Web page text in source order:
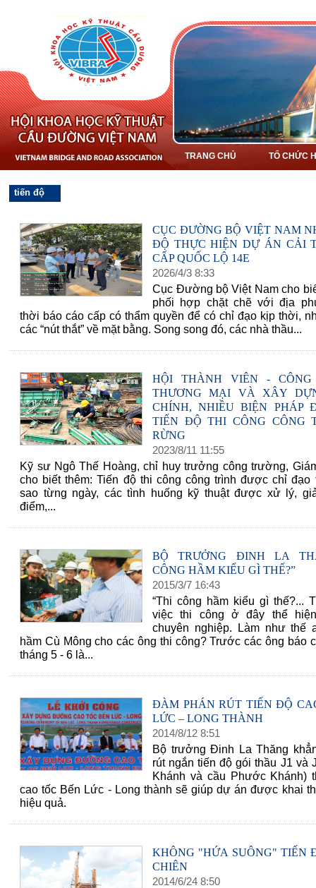
TRANG CHỦ TỔ CHỨC
tiến độ
CỤC ĐƯỜNG BỘ VIỆT NAM
ĐỘ THỰC HIỆN DỰ ÁN CẢI
CẤP QUỐC LỘ 14E
2026/4/3 8:33
Cục Đường bộ Việt Nam cho
phối hợp chặt chẽ với địa
thời báo cáo cấp có thẩm quyền để có chỉ đạo kịp thời,
các “nút thắt” về mặt bằng. Song song đó, các nhà thầu...
HỘI THÀNH VIÊN -
THƯƠNG MẠI VÀ XÂY
CHÍNH, NHIỀU BIỆN PHÁP
TIẾN ĐỘ THI CÔNG CÔNG
RỪNG
2023/8/11 11:55
Kỹ sư Ngô Thế Hoàng, chỉ huy trưởng công trường,
cho biết thêm: Tiến độ thi công công trình được chỉ đạo
sao từng ngày, các tình huống kỹ thuật được xử lý,
điểm,...
BỘ TRƯỞNG ĐINH LA
CÔNG HẦM KIỂU GÌ THẾ?”
2015/3/7 16:43
“Thi công hầm kiểu gì thế?...
việc thi công ở đây thể
chuyên nghiệp. Làm như thế
hầm Cù Mông cho các ông thi công? Trước các ông báo
tháng 5 - 6 là...
ĐÀM PHÁN RÚT TIẾN ĐỘ
LỨC – LONG THÀNH
2014/8/12 8:51
Bộ trưởng Đinh La Thăng
rút ngắn tiến độ gói thầu J1 và
Khánh và cầu Phước Khánh)
cao tốc Bến Lức - Long thành sẽ giúp dự án được khai
hiệu quả.
KHÔNG "HỨA SUÔNG" TIẾN
CHIÊN
2014/6/24 8:50
60 NĂM ĐIỆN BIÊN PHỦ